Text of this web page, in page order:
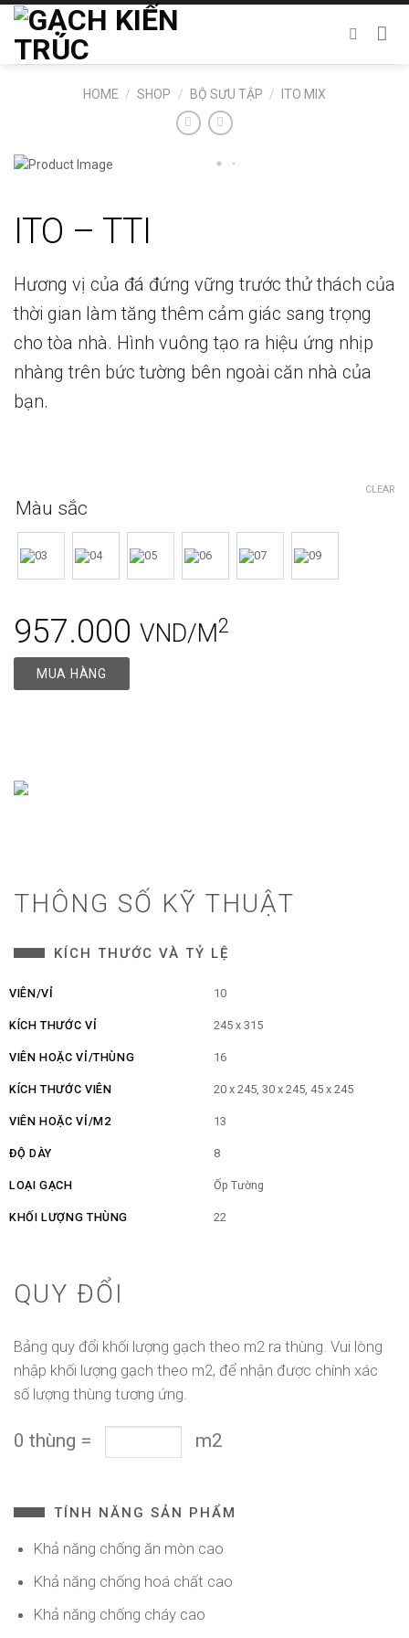
Chuyển
dung
HOME / SHOP / BỘ SƯU TẬP / ITO MIX
ITO – TTI
Hương vị của đá đứng vững trước thử thách của
thời gian làm tăng thêm cảm giác sang trọng
cho tòa nhà. Hình vuông tạo ra hiệu ứng nhịp
nhàng trên bức tường bên ngoài căn nhà của
bạn.
Màu sắc
CLEAR
957.000 VND/M2
MUA HÀNG
THÔNG SỐ KỸ THUẬT
KÍCH THƯỚC VÀ TỶ LỆ
VIÊN/VỈ 10
KÍCH THƯỚC VỈ 245 x 315
VIÊN HOẶC VỈ/THÙNG 16
KÍCH THƯỚC VIÊN 20 x 245, 30 x 245, 45 x 245
VIÊN HOẶC VỈ/M2 13
ĐỘ DÀY 8
LOẠI GẠCH Ốp Tường
KHỐI LƯỢNG THÙNG 22
QUY ĐỔI
Bảng quy đổi khối lượng gạch theo m2 ra thùng. Vui lòng
nhập khối lượng gạch theo m2, để nhận được chính xác
số lượng thùng tương ứng.
0 thùng = m2
TÍNH NĂNG SẢN PHẨM
Khả năng chống ăn mòn cao
Khả năng chống hoá chất cao
Khả năng chống cháy cao